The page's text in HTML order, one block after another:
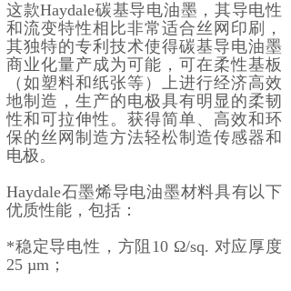
这款Haydale碳基导电油墨，其导电性
和流变特性相比非常适合丝网印刷，
其独特的专利技术使得碳基导电油墨
商业化量产成为可能，可在柔性基板
（如塑料和纸张等）上进行经济高效
地制造，生产的电极具有明显的柔韧
性和可拉伸性。获得简单、高效和环
保的丝网制造方法轻松制造传感器和
电极。
Haydale石墨烯导电油墨材料具有以下
优质性能，包括：
*稳定导电性，方阻10 Ω/sq. 对应厚度
25 µm；